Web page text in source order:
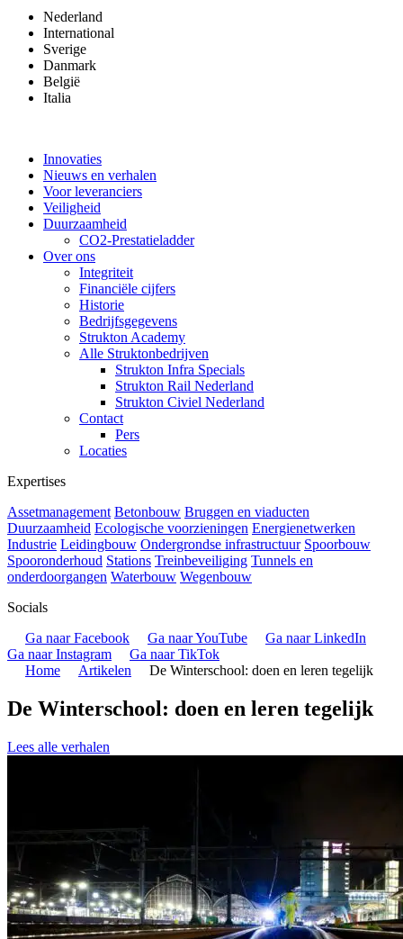
Nederland
International
Sverige
Danmark
België
Italia
Innovaties
Nieuws en verhalen
Voor leveranciers
Veiligheid
Duurzaamheid
CO2-Prestatieladder
Over ons
Integriteit
Financiële cijfers
Historie
Bedrijfsgegevens
Strukton Academy
Alle Struktonbedrijven
Strukton Infra Specials
Strukton Rail Nederland
Strukton Civiel Nederland
Contact
Pers
Locaties
Expertises
Assetmanagement Betonbouw Bruggen en viaducten
Duurzaamheid Ecologische voorzieningen Energienetwerken
Industrie Leidingbouw Ondergrondse infrastructuur Spoorbouw
Spooronderhoud Stations Treinbeveiliging Tunnels en
onderdoorgangen Waterbouw Wegenbouw
Socials
Ga naar Facebook
Ga naar YouTube
Ga naar LinkedIn
Ga naar Instagram
Ga naar TikTok
Home
Artikelen De Winterschool: doen en leren tegelijk
De Winterschool: doen en leren tegelijk
Lees alle verhalen